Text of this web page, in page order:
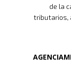
de la
tributarios,